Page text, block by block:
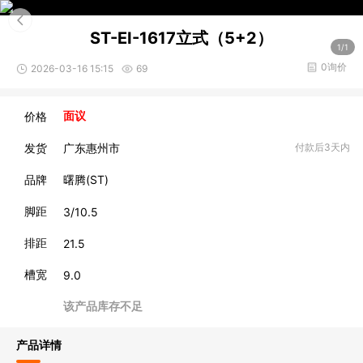
1/1
ST-EI-1617立式（5+2）
2026-03-16 15:15 69 0询价
价格 面议
发货 广东惠州市 付款后3天内
品牌 曙腾(ST)
脚距 3/10.5
排距 21.5
槽宽 9.0
该产品库存不足
产品详情